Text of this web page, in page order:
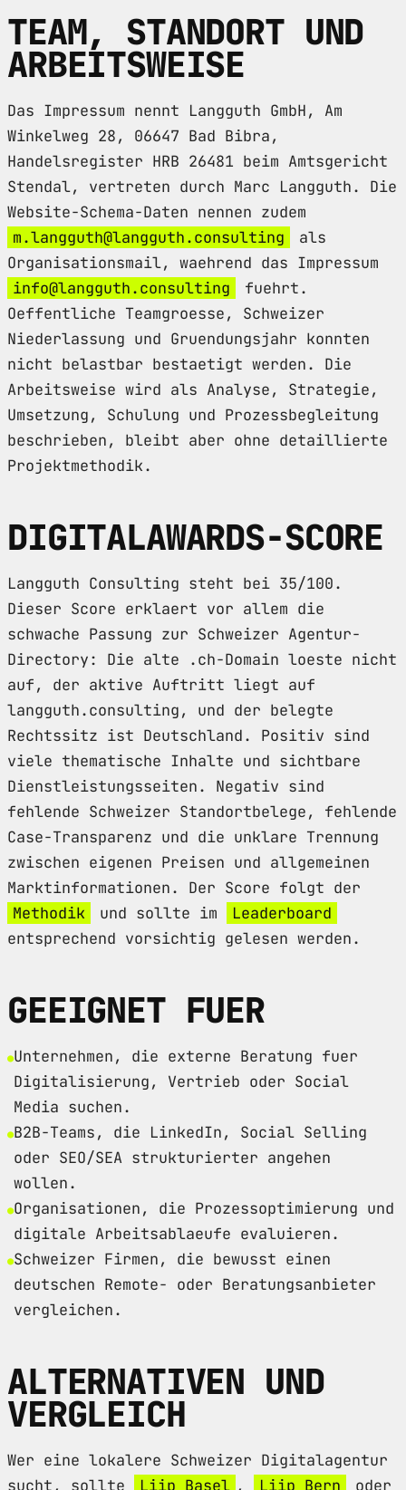
TEAM, STANDORT UND
ARBEITSWEISE
Das Impressum nennt Langguth GmbH, Am
Winkelweg 28, 06647 Bad Bibra,
Handelsregister HRB 26481 beim Amtsgericht
Stendal, vertreten durch Marc Langguth. Die
Website-Schema-Daten nennen zudem
m.langguth@langguth.consulting
als
Organisationsmail, waehrend das Impressum
info@langguth.consulting
fuehrt.
Oeffentliche Teamgroesse, Schweizer
Niederlassung und Gruendungsjahr konnten
nicht belastbar bestaetigt werden. Die
Arbeitsweise wird als Analyse, Strategie,
Umsetzung, Schulung und Prozessbegleitung
beschrieben, bleibt aber ohne detaillierte
Projektmethodik.
DIGITALAWARDS-SCORE
Langguth Consulting steht bei 35/100.
Dieser Score erklaert vor allem die
schwache Passung zur Schweizer Agentur-
Directory: Die alte .ch-Domain loeste nicht
auf, der aktive Auftritt liegt auf
langguth.consulting, und der belegte
Rechtssitz ist Deutschland. Positiv sind
viele thematische Inhalte und sichtbare
Dienstleistungsseiten. Negativ sind
fehlende Schweizer Standortbelege, fehlende
Case-Transparenz und die unklare Trennung
zwischen eigenen Preisen und allgemeinen
Marktinformationen. Der Score folgt der
Methodik
und sollte im
Leaderboard
entsprechend vorsichtig gelesen werden.
GEEIGNET FUER
Unternehmen, die externe Beratung fuer
Digitalisierung, Vertrieb oder Social
Media suchen.
B2B-Teams, die LinkedIn, Social Selling
oder SEO/SEA strukturierter angehen
wollen.
Organisationen, die Prozessoptimierung und
digitale Arbeitsablaeufe evaluieren.
Schweizer Firmen, die bewusst einen
deutschen Remote- oder Beratungsanbieter
vergleichen.
ALTERNATIVEN UND
VERGLEICH
Wer eine lokalere Schweizer Digitalagentur
sucht, sollte
Liip Basel , Liip Bern oder